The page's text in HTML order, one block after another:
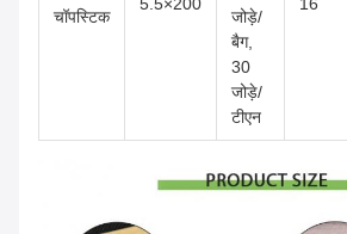
चॉपस्टिक
जोड़े/
बैग,
30
जोड़े/
टीएन